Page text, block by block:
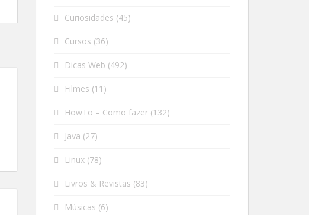
Curiosidades (45)
Cursos (36)
Dicas Web (492)
Filmes (11)
HowTo – Como fazer (132)
Java (27)
Linux (78)
Livros & Revistas (83)
Músicas (6)